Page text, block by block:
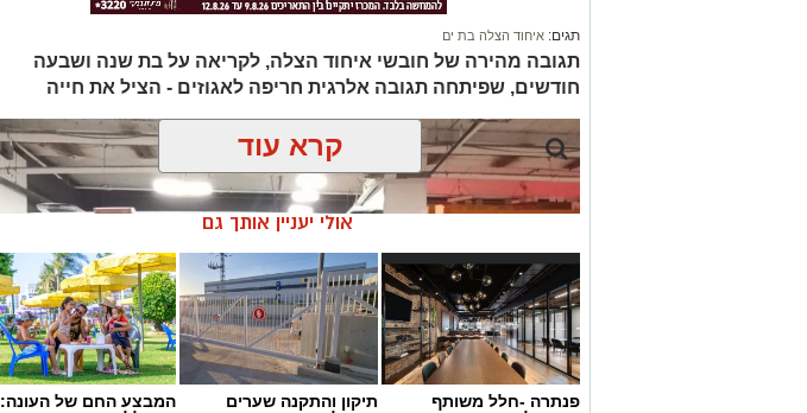
תגים: איחוד הצלה בת ים
תגובה מהירה של חובשי איחוד הצלה, לקריאה על בת שנה ושבעה
חודשים, שפיתחה תגובה אלרגית חריפה לאגוזים - הציל את חייה
קרא עוד
אולי יעניין אותך גם
פנתרה -חלל משותף
תיקון והתקנה שערים
המבצע החם של העונה: